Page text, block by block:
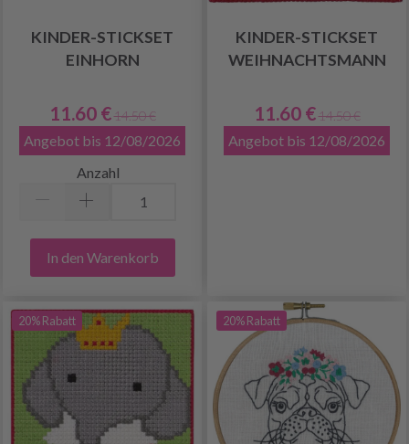
KINDER-STICKSET
EINHORN
11.60 € 14.50 €
Angebot bis 12/08/2026
Anzahl
In den Warenkorb
KINDER-STICKSET
WEIHNACHTSMANN
11.60 € 14.50 €
Angebot bis 12/08/2026
20% Rabatt 20% Rabatt